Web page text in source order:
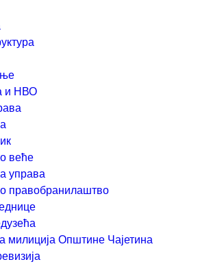
и НВО
веће
управа
правобранилаштво
милиција Општине Чајетина